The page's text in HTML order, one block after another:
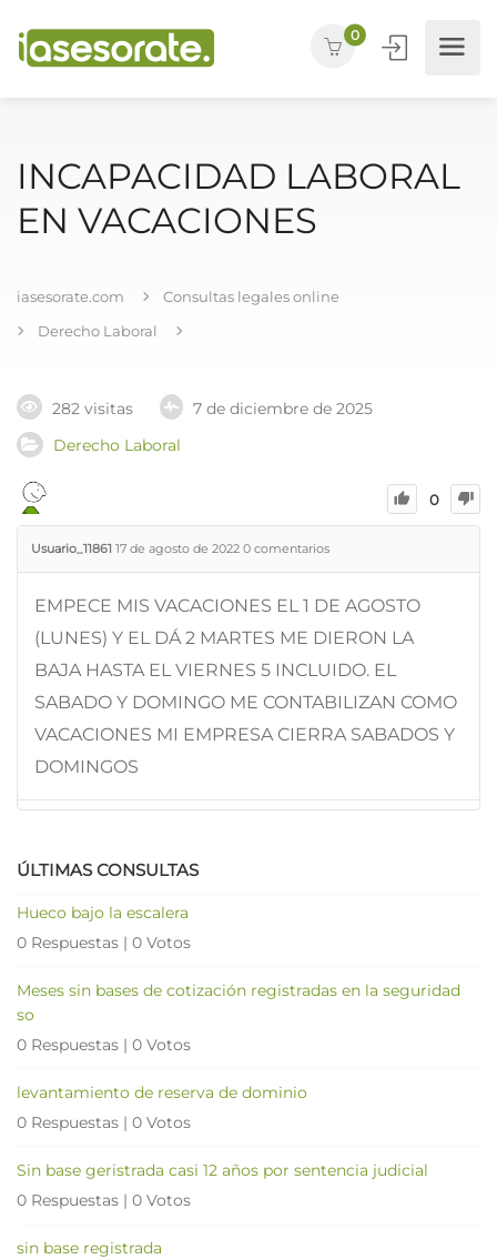
0
INCAPACIDAD LABORAL
EN VACACIONES
iasesorate.com
Consultas legales online
Derecho Laboral
282 visitas
7 de diciembre de 2025
Derecho Laboral
0
Usuario_11861 17 de agosto de 2022 0 comentarios
EMPECE MIS VACACIONES EL 1 DE AGOSTO
(LUNES) Y EL DÁ 2 MARTES ME DIERON LA
BAJA HASTA EL VIERNES 5 INCLUIDO. EL
SABADO Y DOMINGO ME CONTABILIZAN COMO
VACACIONES MI EMPRESA CIERRA SABADOS Y
DOMINGOS
ÚLTIMAS CONSULTAS
Hueco bajo la escalera
0 Respuestas | 0 Votos
Meses sin bases de cotización registradas en la seguridad
so
0 Respuestas | 0 Votos
levantamiento de reserva de dominio
0 Respuestas | 0 Votos
Sin base geristrada casi 12 años por sentencia judicial
0 Respuestas | 0 Votos
sin base registrada